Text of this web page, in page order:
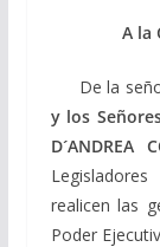
A la
De la
y los
D´ANDREA
realicen las
Poder